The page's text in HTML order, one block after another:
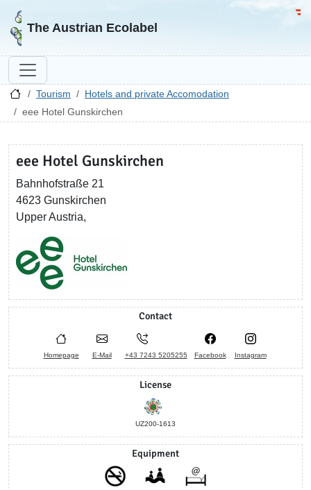
Go to homepage
The Austrian Ecolabel
Tourism
Hotels and private Accomodation
eee Hotel Gunskirchen
eee Hotel Gunskirchen
Bahnhofstraße 21
4623 Gunskirchen
Upper Austria,
Contact
Homepage E-Mail +43 7243 5205255 Facebook Instagram
License
UZ200-1613
Equipment